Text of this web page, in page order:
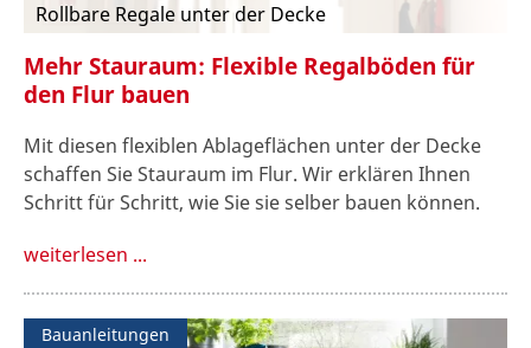
Rollbare Regale unter der Decke
Mehr Stauraum: Flexible Regalböden für
den Flur bauen
Mit diesen flexiblen Ablageflächen unter der Decke
schaffen Sie Stauraum im Flur. Wir erklären Ihnen
Schritt für Schritt, wie Sie sie selber bauen können.
weiterlesen ...
Bauanleitungen